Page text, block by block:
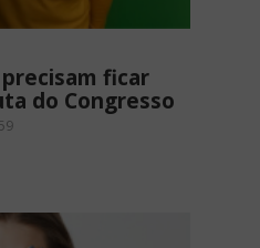
ficar
do Congresso